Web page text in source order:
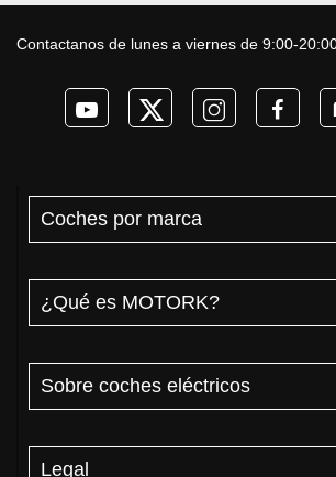
Contactanos de lunes a viernes de 9:00-
Coches por marca
¿Qué es MOTORK?
Sobre coches eléctricos
Legal